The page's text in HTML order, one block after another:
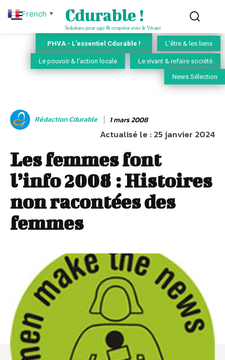
Cdurable !
Solutions pour agir & coopérer avec le Vivant
PHVA - L'essentiel Cdurable ! L'être & les liens
Le pouvoir & l'action locale Le vivant & refaire société
News Sélection
Rédaction Cdurable 1 mars 2008
Actualisé le :25 janvier 2024
Les femmes font
l’info 2008 : Histoires
non racontées des
femmes
French ▼